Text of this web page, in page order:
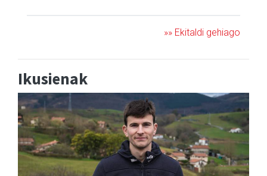
»» Ekitaldi gehiago
Ikusienak